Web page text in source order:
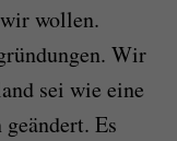
wollen.
Wir
sei wie eine
Es